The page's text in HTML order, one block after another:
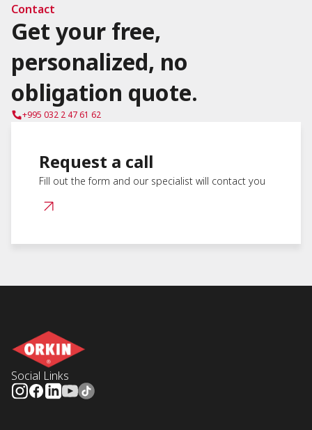
Contact
Get your free,
personalized, no
obligation quote.
+995 032 2 47 61 62
Request a call
Fill out the form and our specialist will contact you
Social Links